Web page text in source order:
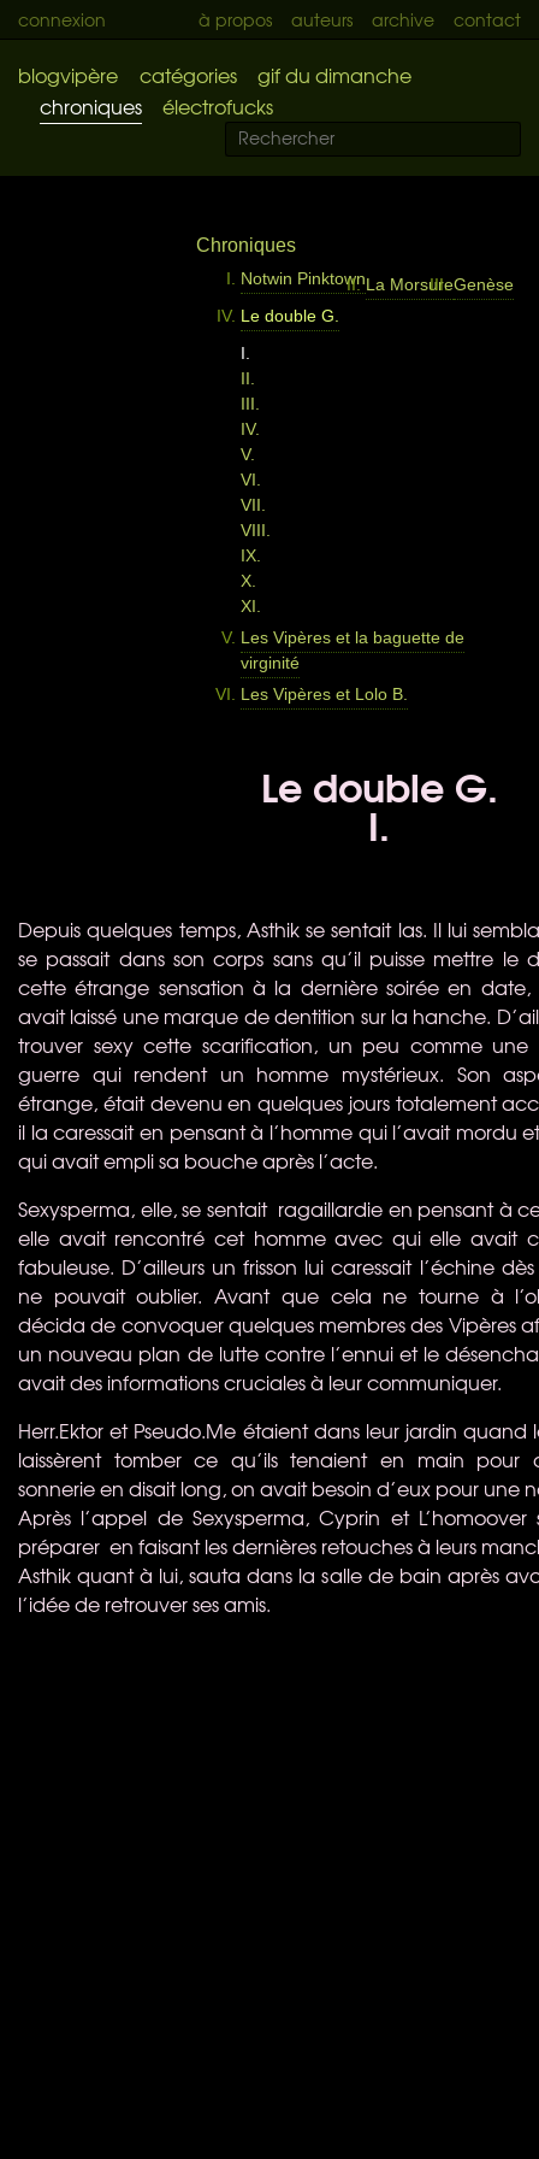
connexion à propos auteurs archive contact
blogvipère catégories
gif du dimanche
chroniques
électrofucks
Chroniques
Notwin PinktownLa MorsureGenèse
Le double G.
I.
II.
III.
IV.
V.
VI.
VII.
VIII.
IX.
X.
XI.
Les Vipères et la baguette de
virginité
Les Vipères et Lolo B.
Le double G.
I.
Depuis quelques temps, Asthik se sentait las. Il lui
se passait dans son corps sans qu’il puisse mettre le
cette étrange sensation à la dernière soirée en
avait laissé une marque de dentition sur la hanche.
trouver sexy cette scarification, un peu comme
guerre qui rendent un homme mystérieux. Son
étrange, était devenu en quelques jours totalement
il la caressait en pensant à l’homme qui l’avait mordu
qui avait empli sa bouche après l’acte.
Sexysperma, elle, se sentait ragaillardie en pensant à
elle avait rencontré cet homme avec qui elle avait
fabuleuse. D’ailleurs un frisson lui caressait l’échine
ne pouvait oublier. Avant que cela ne tourne à
décida de convoquer quelques membres des Vipères
un nouveau plan de lutte contre l’ennui et le
avait des informations cruciales à leur communiquer.
Herr.Ektor et Pseudo.Me étaient dans leur jardin quand
laissèrent tomber ce qu’ils tenaient en main pour
sonnerie en disait long, on avait besoin d’eux pour une
Après l’appel de Sexysperma, Cyprin et L’homoover
préparer en faisant les dernières retouches à leurs
Asthik quant à lui, sauta dans la salle de bain après
l’idée de retrouver ses amis.